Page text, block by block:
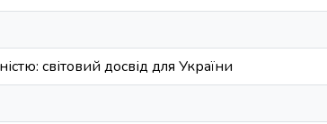
світовий досвід для України